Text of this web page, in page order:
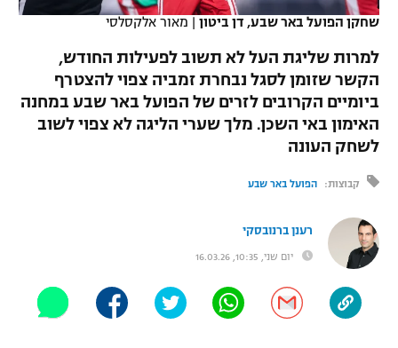
תוצאות
לוח שידורים
ברחבה
"מחצית בשכונה" – פודקאסט
משתתפים וזוכים בפרסים
הפועל תל אביב
הפועל חיפה
הפועל באר שבע
ליגה הולנדית
ליגה טורקית
ליגה ברזילאית
ליגות נוספות
דני אבדיה
שחייה
ג'ודו
אגרוף
ספורט אולימפי
UFC
היאבקות WWE
ספורט מוטורי
שחקן הפועל באר שבע, דן ביטון | מאור אלקסלסי
למרות שליגת העל לא תשוב לפעילות החודש,
הקשר שזומן לסגל נבחרת זמביה צפוי להצטרף
ביומיים הקרובים לזרים של הפועל באר שבע במחנה
האימון באי השכן. מלך שערי הליגה לא צפוי לשוב
לשחק העונה
קבוצות: הפועל באר שבע
רענן ברנובסקי
יום שני, 10:35, 16.03.26